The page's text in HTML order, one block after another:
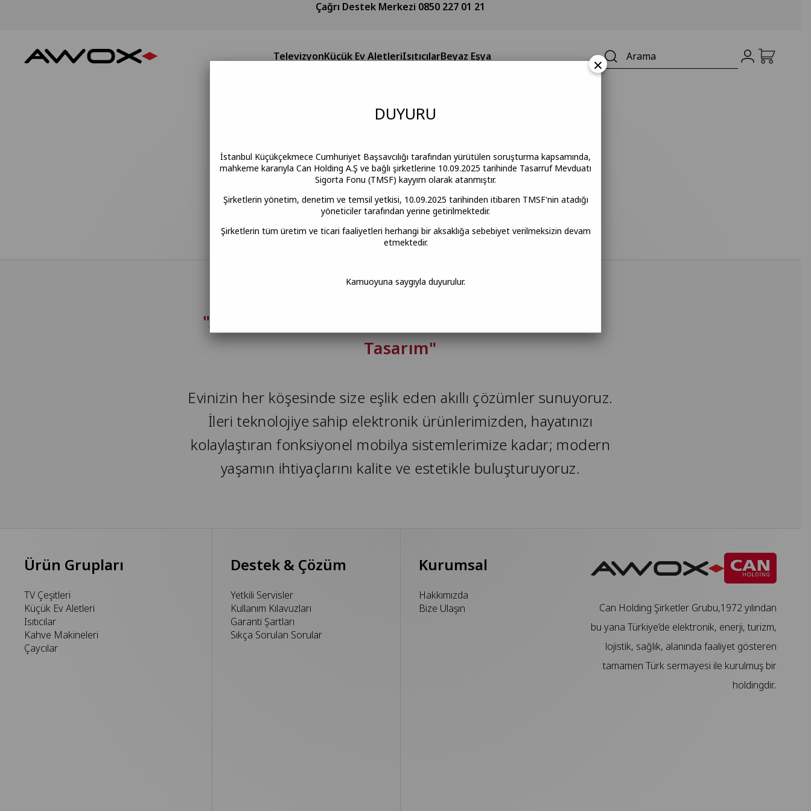
Çağrı Destek Merkezi 0850 227 01 21
TelevizyonKüçük Ev AletleriIsıtıcılarBeyaz Eşya
"Awox: Yaşam Alanınıza Değer Katan Teknoloji ve
Tasarım"
Evinizin her köşesinde size eşlik eden akıllı çözümler sunuyoruz.
İleri teknolojiye sahip elektronik ürünlerimizden, hayatınızı
kolaylaştıran fonksiyonel mobilya sistemlerimize kadar; modern
yaşamın ihtiyaçlarını kalite ve estetikle buluşturuyoruz.
Ürün Grupları
TV Çeşitleri
Küçük Ev Aletleri
Isıtıcılar
Kahve Makineleri
Çaycılar
Destek & Çözüm
Yetkili Servisler
Kullanım Kılavuzları
Garanti Şartları
Sıkça Sorulan Sorular
Kurumsal
Hakkımızda
Bize Ulaşın
Can Holding Şirketler Grubu,1972 yılından
bu yana Türkiye’de elektronik, enerji, turizm,
lojistik, sağlık, alanında faaliyet gösteren
tamamen Türk sermayesi ile kurulmuş bir
holdingdir..
×
DUYURU
İstanbul Küçükçekmece Cumhuriyet Başsavcılığı tarafından yürütülen soruşturma kapsamında,
mahkeme kararıyla Can Holding A.Ş ve bağlı şirketlerine 10.09.2025 tarihinde Tasarruf Mevduatı
Sigorta Fonu (TMSF) kayyım olarak atanmıştır.
Şirketlerin yönetim, denetim ve temsil yetkisi, 10.09.2025 tarihinden itibaren TMSF'nin atadığı
yöneticiler tarafından yerine getirilmektedir.
Şirketlerin tüm üretim ve ticari faaliyetleri herhangi bir aksaklığa sebebiyet verilmeksizin devam
etmektedir.
Kamuoyuna saygıyla duyurulur.